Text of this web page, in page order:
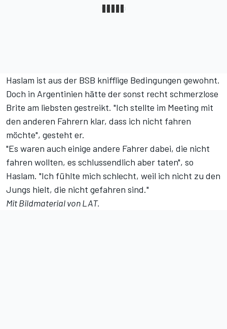
Haslam ist aus der BSB knifflige Bedingungen gewohnt.
Doch in Argentinien hätte der sonst recht schmerzlose
Brite am liebsten gestreikt. "Ich stellte im Meeting mit
den anderen Fahrern klar, dass ich nicht fahren
möchte", gesteht er.
"Es waren auch einige andere Fahrer dabei, die nicht
fahren wollten, es schlussendlich aber taten", so
Haslam. "Ich fühlte mich schlecht, weil ich nicht zu den
Jungs hielt, die nicht gefahren sind."
Mit Bildmaterial von LAT.